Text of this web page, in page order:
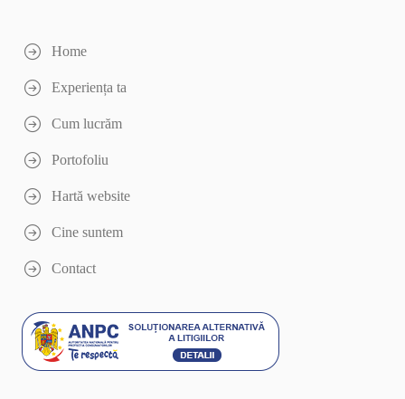
Home
Experiența ta
Cum lucrăm
Portofoliu
Hartă website
Cine suntem
Contact